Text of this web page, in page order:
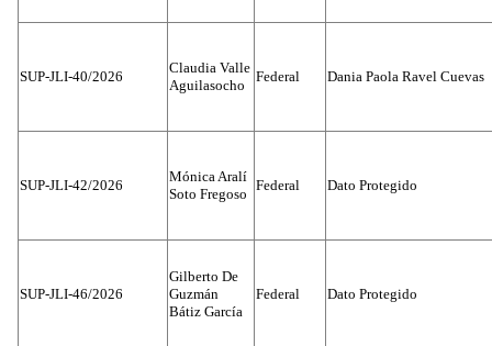
SUP-JLI-40/2026
Claudia Valle
Aguilasocho
Federal Dania Paola Ravel Cuevas
SUP-JLI-42/2026
Mónica Aralí
Soto Fregoso
Federal Dato Protegido
SUP-JLI-46/2026
Gilberto De
Guzmán
Bátiz García
Federal Dato Protegido